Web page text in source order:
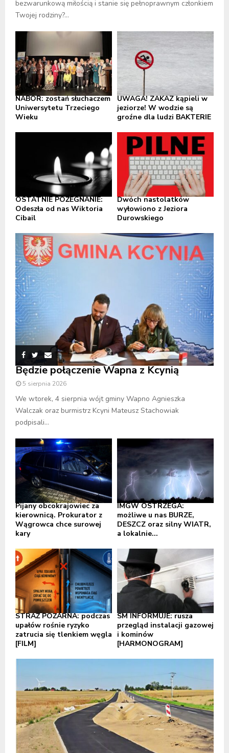
bezwarunkową miłością i stanie się pełnoprawnym członkiem
Twojej rodziny?...
NABÓR: zostań słuchaczem
Uniwersytetu Trzeciego
Wieku
UWAGA! ZAKAZ kąpieli w
jeziorze! W wodzie są
groźne dla ludzi BAKTERIE
OSTATNIE POŻEGNANIE:
Odeszła od nas Wiktoria
Cibail
Dwóch nastolatków
wyłowiono z Jeziora
Durowskiego
Będzie połączenie Wapna z Kcynią
5 sierpnia 2026
We wtorek, 4 sierpnia wójt gminy Wapno Agnieszka
Walczak oraz burmistrz Kcyni Mateusz Stachowiak
podpisali...
Pijany obcokrajowiec za
kierownicą. Prokurator z
Wągrowca chce surowej
kary
IMGW OSTRZEGA:
możliwe u nas BURZE,
DESZCZ oraz silny WIATR,
a lokalnie...
STRAŻ POŻARNA: podczas
upałów rośnie ryzyko
zatrucia się tlenkiem węgla
[FILM]
SM INFORMUJE: rusza
przegląd instalacji gazowej
i kominów
[HARMONOGRAM]